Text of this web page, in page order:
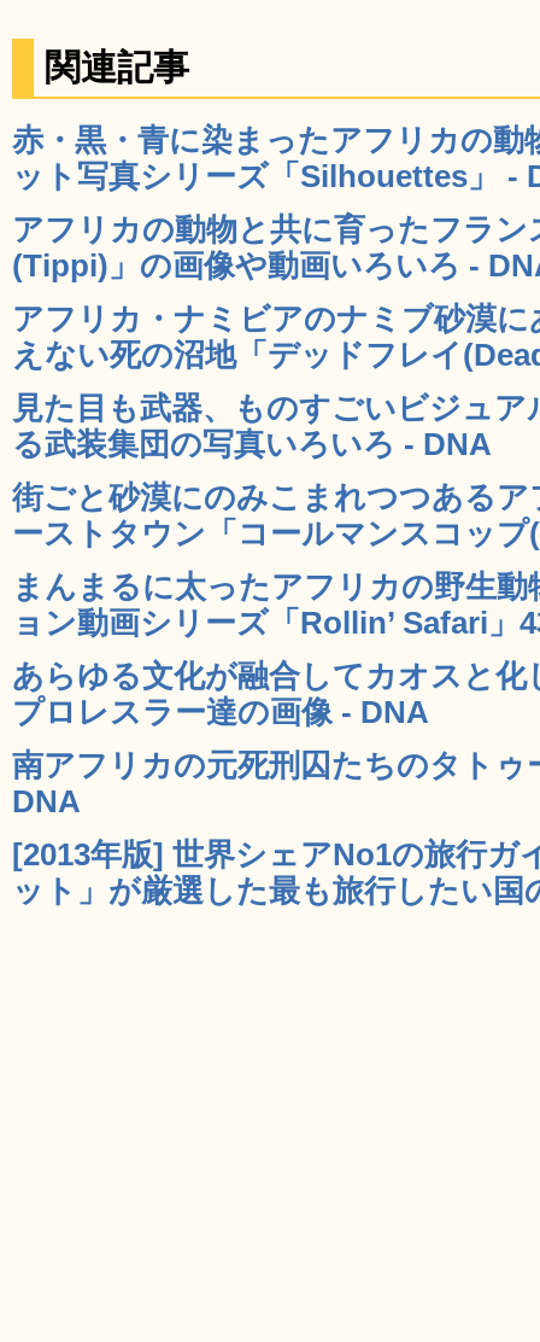
関連記事
赤・黒・青に染まったアフリカの動
ット写真シリーズ「Silhouettes」 -
アフリカの動物と共に育ったフラ
(Tippi)」の画像や動画いろいろ -
アフリカ・ナミビアのナミブ砂漠
えない死の沼地「デッドフレイ
見た目も武器、ものすごいビジュ
る武装集団の写真いろいろ - DNA
街ごと砂漠にのみこまれつつある
ーストタウン「コールマンスコッ
まんまるに太ったアフリカの野生
ョン動画シリーズ「Rollin’ Safari」
あらゆる文化が融合してカオスと
プロレスラー達の画像 - DNA
南アフリカの元死刑囚たちのタト
DNA
[2013年版] 世界シェアNo1の旅行ガ
ット」が厳選した最も旅行したい